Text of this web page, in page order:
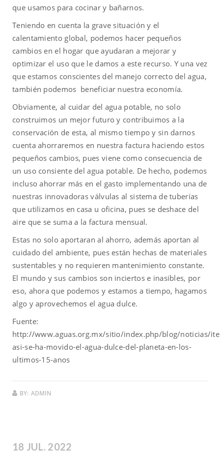
que usamos para cocinar y bañarnos.
Teniendo en cuenta la grave situación y el
calentamiento global, podemos hacer pequeños
cambios en el hogar que ayudaran a mejorar y
optimizar el uso que le damos a este recurso. Y una vez
que estamos conscientes del manejo correcto del agua,
también podemos beneficiar nuestra economía.
Obviamente, al cuidar del agua potable, no solo
construimos un mejor futuro y contribuimos a la
conservación de esta, al mismo tiempo y sin darnos
cuenta ahorraremos en nuestra factura haciendo estos
pequeños cambios, pues viene como consecuencia de
un uso consiente del agua potable. De hecho, podemos
incluso ahorrar más en el gasto implementando una de
nuestras innovadoras válvulas al sistema de tuberías
que utilizamos en casa u oficina, pues se deshace del
aire que se suma a la factura mensual.
Estas no solo aportaran al ahorro, además aportan al
cuidado del ambiente, pues están hechas de materiales
sustentables y no requieren mantenimiento constante.
El mundo y sus cambios son inciertos e inasibles, por
eso, ahora que podemos y estamos a tiempo, hagamos
algo y aprovechemos el agua dulce.
Fuente:
http://www.aguas.org.mx/sitio/index.php/blog/noticias/
asi-se-ha-movido-el-agua-dulce-del-planeta-en-los-
ultimos-15-anos
BY: ADMIN
18 JUL. 2022